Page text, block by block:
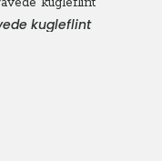
kugleflint